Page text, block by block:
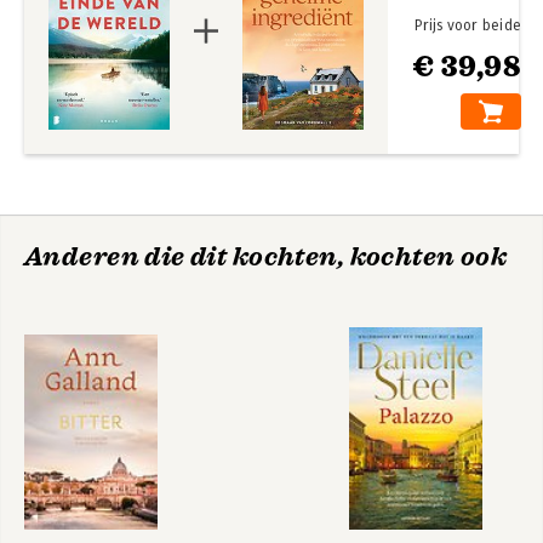
€ 39,98
Prijs voor beide
Anderen die dit kochten, kochten ook